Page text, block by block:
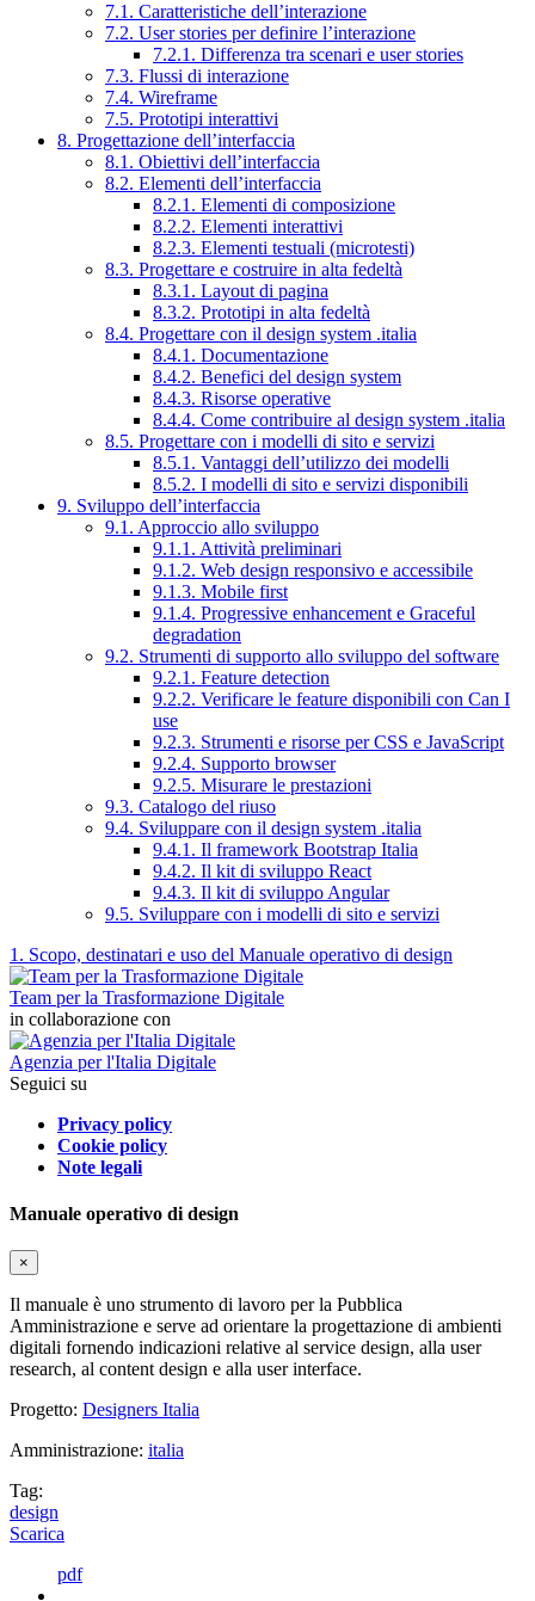
7.1. Caratteristiche dell’interazione
7.2. User stories per definire l’interazione
7.2.1. Differenza tra scenari e user stories
7.3. Flussi di interazione
7.4. Wireframe
7.5. Prototipi interattivi
8. Progettazione dell’interfaccia
8.1. Obiettivi dell’interfaccia
8.2. Elementi dell’interfaccia
8.2.1. Elementi di composizione
8.2.2. Elementi interattivi
8.2.3. Elementi testuali (microtesti)
8.3. Progettare e costruire in alta fedeltà
8.3.1. Layout di pagina
8.3.2. Prototipi in alta fedeltà
8.4. Progettare con il design system .italia
8.4.1. Documentazione
8.4.2. Benefici del design system
8.4.3. Risorse operative
8.4.4. Come contribuire al design system .italia
8.5. Progettare con i modelli di sito e servizi
8.5.1. Vantaggi dell’utilizzo dei modelli
8.5.2. I modelli di sito e servizi disponibili
9. Sviluppo dell’interfaccia
9.1. Approccio allo sviluppo
9.1.1. Attività preliminari
9.1.2. Web design responsivo e accessibile
9.1.3. Mobile first
9.1.4. Progressive enhancement e Graceful
degradation
9.2. Strumenti di supporto allo sviluppo del software
9.2.1. Feature detection
9.2.2. Verificare le feature disponibili con Can I
use
9.2.3. Strumenti e risorse per CSS e JavaScript
9.2.4. Supporto browser
9.2.5. Misurare le prestazioni
9.3. Catalogo del riuso
9.4. Sviluppare con il design system .italia
9.4.1. Il framework Bootstrap Italia
9.4.2. Il kit di sviluppo React
9.4.3. Il kit di sviluppo Angular
9.5. Sviluppare con i modelli di sito e servizi
1. Scopo, destinatari e uso del Manuale operativo di design
Team per la Trasformazione Digitale
in collaborazione con
Agenzia per l'Italia Digitale
Seguici su
Privacy policy
Cookie policy
Note legali
Manuale operativo di design
×
Il manuale è uno strumento di lavoro per la Pubblica
Amministrazione e serve ad orientare la progettazione di ambienti
digitali fornendo indicazioni relative al service design, alla user
research, al content design e alla user interface.
Progetto: Designers Italia
Amministrazione: italia
Tag:
design
Scarica
pdf